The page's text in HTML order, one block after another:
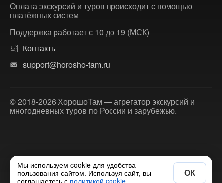
Оплата экскурсий и туров происходит с помощью
платёжных систем
Поддержка работает с 10 до 19 (МСК)
Контакты
support@horosho-tam.ru
© 2018-2026 ХорошоТам — агрегатор экскурсий и
многодневных туров по России и зарубежью.
Мы используем cookie для удобства
пользования сайтом. Используя сайт, вы
соглашаетесь с политикой cookie
ОК